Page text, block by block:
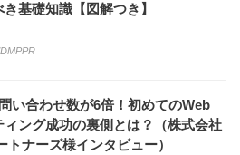
基礎知識【図解つき】
DMPPR
い合わせ数が6倍！初めてのWeb
ィング成功の裏側とは？（株式会社
トナーズ様インタビュー）